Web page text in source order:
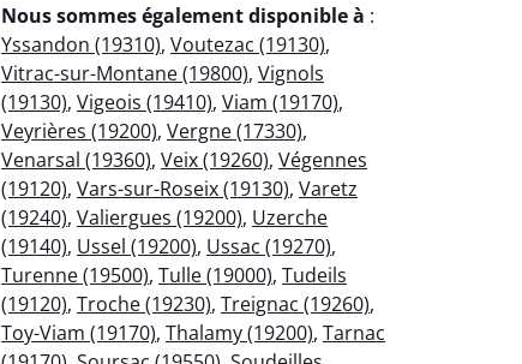
Nous sommes également disponible à :
Yssandon (19310), Voutezac (19130),
Vitrac-sur-Montane (19800), Vignols
(19130), Vigeois (19410), Viam (19170),
Veyrières (19200), Vergne (17330),
Venarsal (19360), Veix (19260), Végennes
(19120), Vars-sur-Roseix (19130), Varetz
(19240), Valiergues (19200), Uzerche
(19140), Ussel (19200), Ussac (19270),
Turenne (19500), Tulle (19000), Tudeils
(19120), Troche (19230), Treignac (19260),
Toy-Viam (19170), Thalamy (19200), Tarnac